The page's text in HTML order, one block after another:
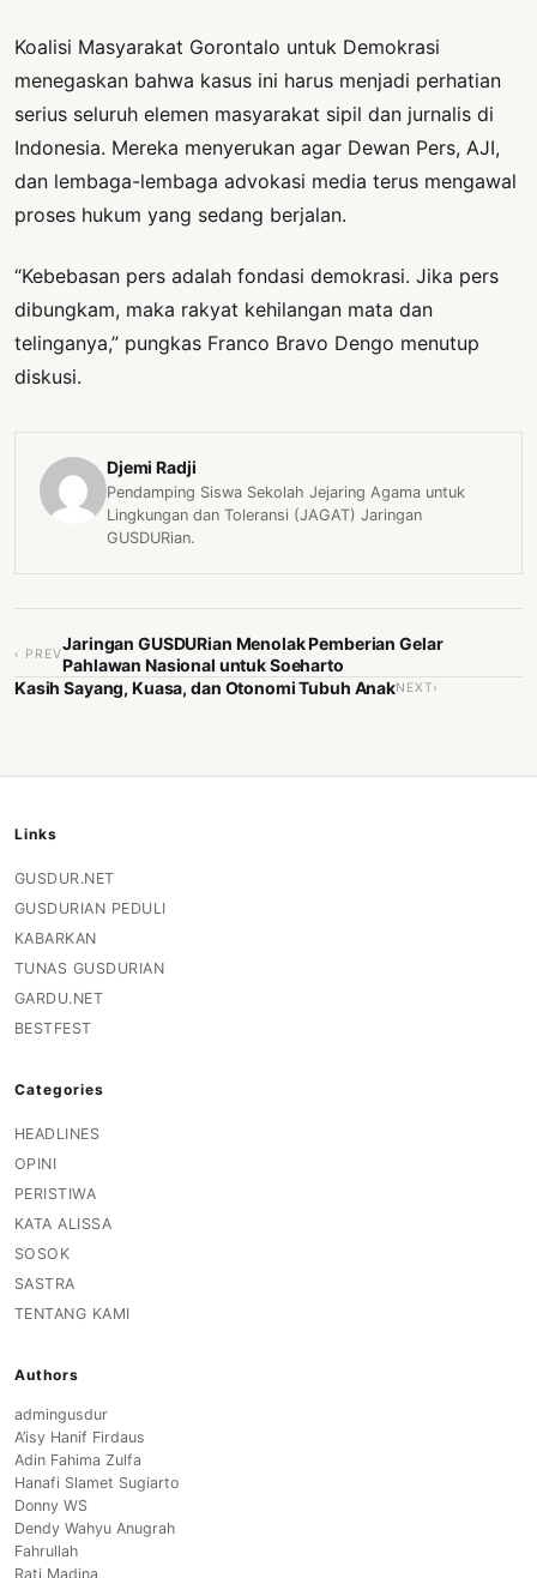
Koalisi Masyarakat Gorontalo untuk Demokrasi
menegaskan bahwa kasus ini harus menjadi perhatian
serius seluruh elemen masyarakat sipil dan jurnalis di
Indonesia. Mereka menyerukan agar Dewan Pers, AJI,
dan lembaga-lembaga advokasi media terus mengawal
proses hukum yang sedang berjalan.
“Kebebasan pers adalah fondasi demokrasi. Jika pers
dibungkam, maka rakyat kehilangan mata dan
telinganya,” pungkas Franco Bravo Dengo menutup
diskusi.
Djemi Radji
Pendamping Siswa Sekolah Jejaring Agama untuk
Lingkungan dan Toleransi (JAGAT) Jaringan
GUSDURian.
‹ PREV
Jaringan GUSDURian Menolak Pemberian Gelar
Pahlawan Nasional untuk Soeharto
Kasih Sayang, Kuasa, dan Otonomi Tubuh AnakNEXT›
Links
GUSDUR.NET
GUSDURIAN PEDULI
KABARKAN
TUNAS GUSDURIAN
GARDU.NET
BESTFEST
Categories
HEADLINES
OPINI
PERISTIWA
KATA ALISSA
SOSOK
SASTRA
TENTANG KAMI
Authors
admingusdur
A’isy Hanif Firdaus
Adin Fahima Zulfa
Hanafi Slamet Sugiarto
Donny WS
Dendy Wahyu Anugrah
Fahrullah
Rati Madina